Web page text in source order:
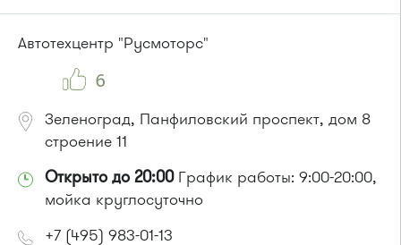
или до остановки"Оранжерея":
Маршрутка № 903
Автотехцентр "Русмоторс"
6
Зеленоград, Панфиловский проспект, дом 8
строение 11
Открыто до 20:00График работы: 9:00-20:00,
мойка круглосуточно
+7 (495) 983-01-13